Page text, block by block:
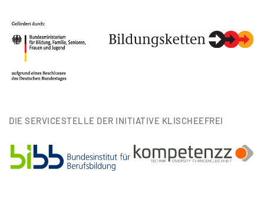
DIE SERVICESTELLE DER INITIATIVE KLISCHEEFREI